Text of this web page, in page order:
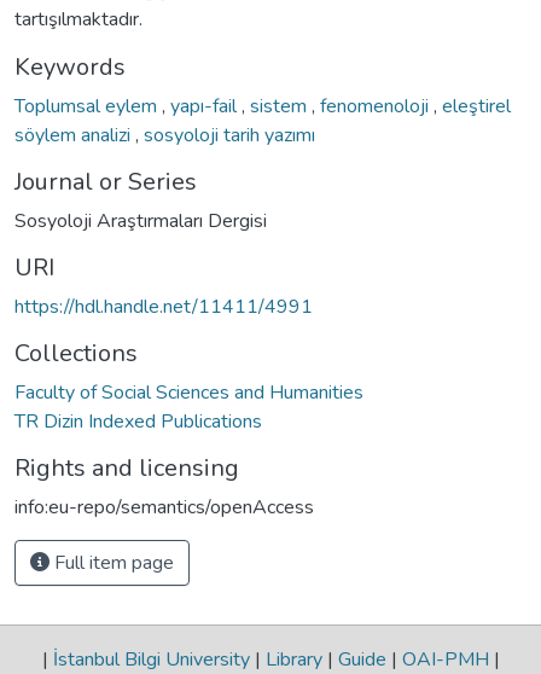
tartışılmaktadır.
Keywords
Toplumsal eylem , yapı-fail, sistem , fenomenoloji , eleştirel
söylem analizi , sosyoloji tarih yazımı
Journal or Series
Sosyoloji Araştırmaları Dergisi
URI
https://hdl.handle.net/11411/4991
Collections
Faculty of Social Sciences and Humanities
TR Dizin Indexed Publications
Rights and licensing
info:eu-repo/semantics/openAccess
Full item page
| İstanbul Bilgi University | Library | Guide | OAI-PMH |